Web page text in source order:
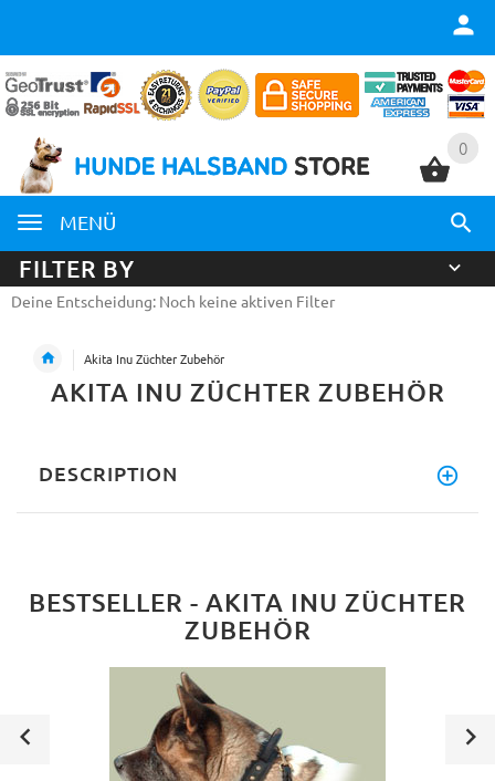
0
MENÜ
0
FILTER BY
Deine Entscheidung: Noch keine aktiven Filter
Akita Inu Züchter Zubehör
AKITA INU ZÜCHTER ZUBEHÖR
DESCRIPTION
BESTSELLER - AKITA INU ZÜCHTER
ZUBEHÖR